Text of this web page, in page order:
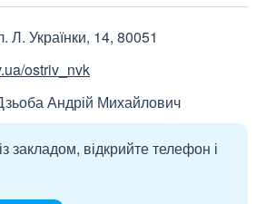
Л. Українки, 14, 80051
ostriv_nvk
Андрій Михайлович
закладом, відкрийте телефон і